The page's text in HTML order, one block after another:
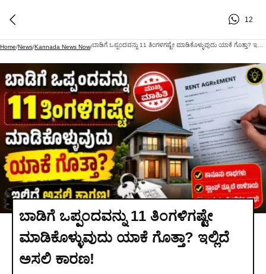
12
Home/News/Kannada News Now/
ಬಾಡಿಗೆ ಒಪ್ಪಂದವನ್ನು 11 ತಿಂಗಳಿಗಷ್ಟೇ
ಮಾಡಿಕೊಳ್ಳುವುದು ಯಾಕೆ ಗೊತ್ತಾ? ಇಲ್ಲಿದೆ
ಅಸಲಿ ಕಾರಣ!